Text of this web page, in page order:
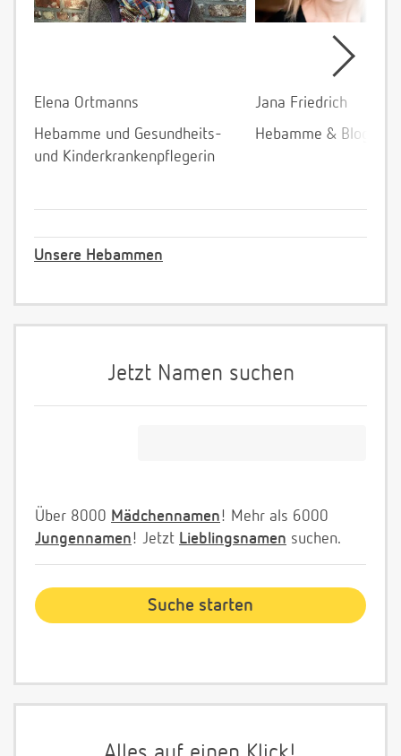
Elena Ortmanns
Hebamme und Gesundheits-
und Kinderkrankenpflegerin
Jana Friedrich
Hebamme &
Unsere Hebammen
Jetzt Namen suchen
Über 8000 Mädchennamen! Mehr als 6000
Jungennamen! Jetzt Lieblingsnamen suchen.